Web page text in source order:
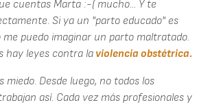
cuentas Marta :-( mucho... Y te
Si ya un "parto educado" es
me puedo imaginar un parto maltratado.
hay leyes contra laviolencia obstétrica.
miedo. Desde luego, no todos los
así. Cada vez más profesionales y